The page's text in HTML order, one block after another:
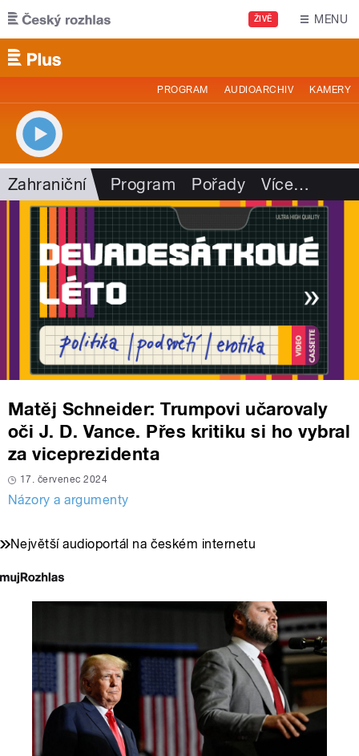
Přejít k hlavnímu obsahu
ŽIVĚ MENU
PROGRAM AUDIOARCHIV KAMERY
Zahraniční Program Pořady Více…
Matěj Schneider: Trumpovi učarovaly
oči J. D. Vance. Přes kritiku si ho vybral
za viceprezidenta
17. červenec 2024
Názory a argumenty
Největší audioportál na českém internetu